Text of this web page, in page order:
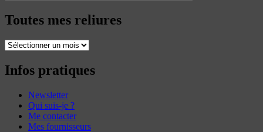
Toutes mes reliures
Toutes
reliures
Infos pratiques
Newsletter
Qui suis-je ?
Me contacter
Mes fournisseurs